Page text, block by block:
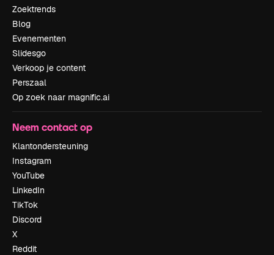
Zoektrends
Blog
Evenementen
Slidesgo
Verkoop je content
Perszaal
Op zoek naar magnific.ai
Neem contact op
Klantondersteuning
Instagram
YouTube
LinkedIn
TikTok
Discord
X
Reddit